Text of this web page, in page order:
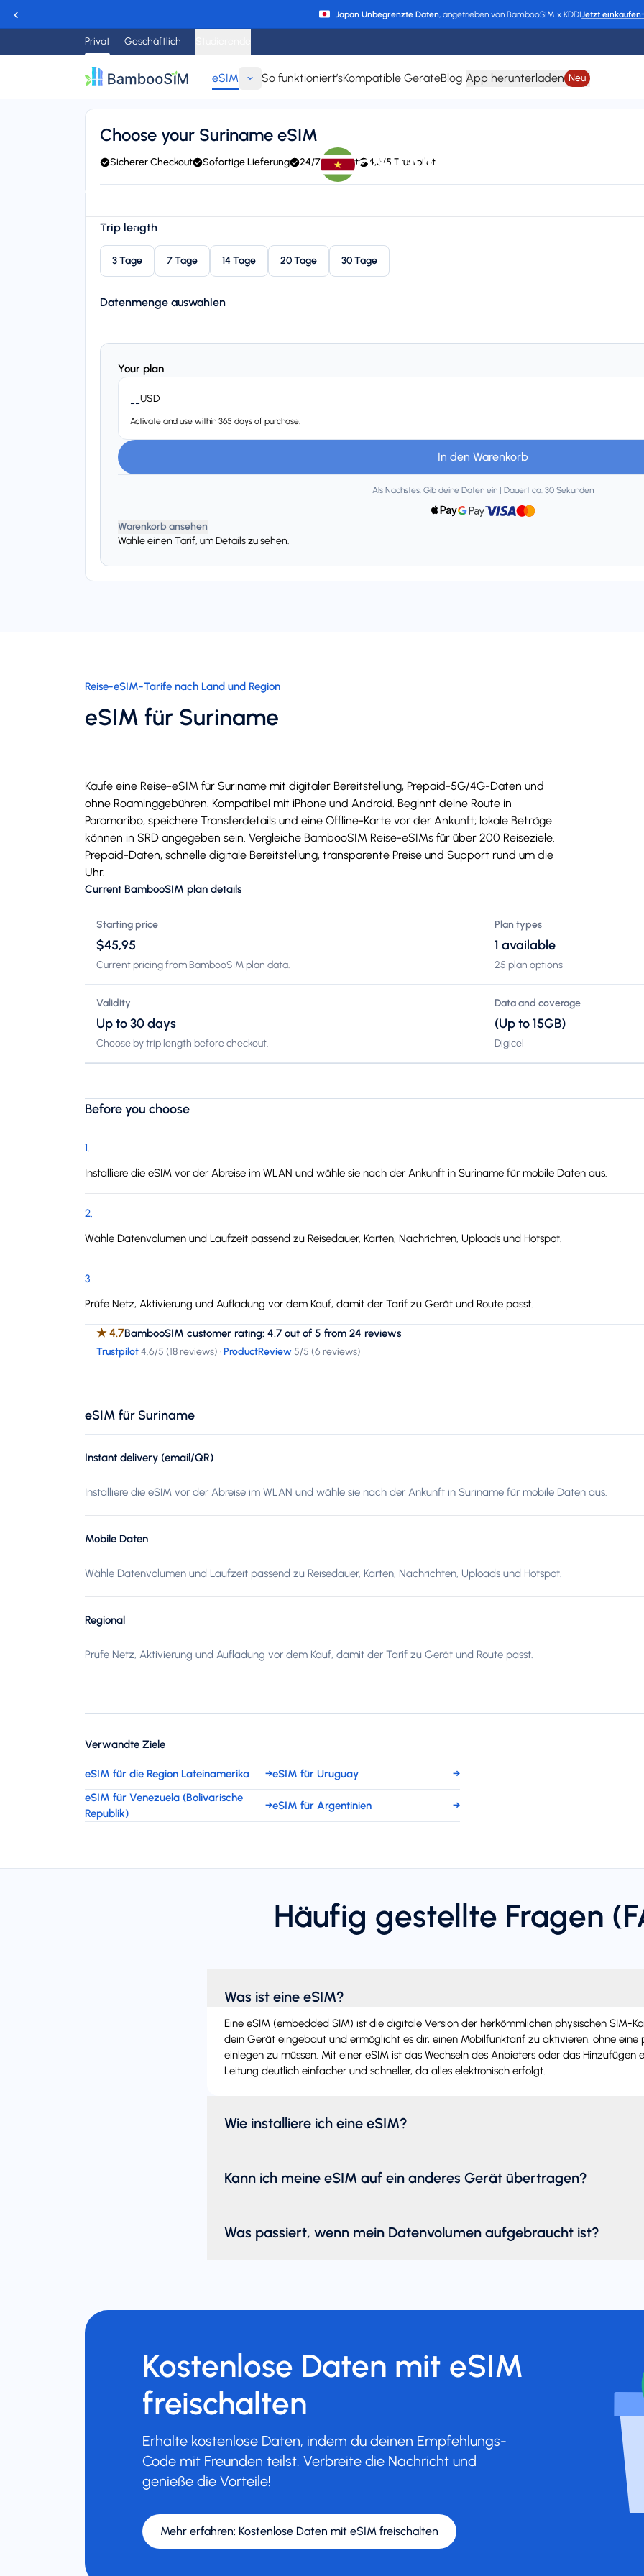
‹ Japan Unbegrenzte Daten, angetrieben von BambooSIM x KDDIJetzt einkaufen
Privat Geschäftlich
eSIM So funktioniert’sKompatible GeräteBlog App herunterladen Neu
eSIM für
Starting price
$45,95
Choose your Suriname eSIM
Sicherer Checkout Sofortige Lieferung 24/7 Support 4,6/5 Trustpilot
Trip length
3 Tage 7 Tage 14 Tage 20 Tage 30 Tage
Datenmenge auswahlen
Your plan
--USD
Activate and use within 365 days of purchase.
In den Warenkorb
Als Nachstes: Gib deine Daten ein | Dauert ca. 30 Sekunden
Warenkorb ansehen
Wahle einen Tarif, um Details zu sehen.
Reise-eSIM-Tarife nach Land und Region
eSIM für Suriname
Kaufe eine Reise-eSIM für Suriname mit digitaler Bereitstellung, Prepaid-5G/4G-Daten und
ohne Roaminggebühren. Kompatibel mit iPhone und Android. Beginnt deine Route in
Paramaribo, speichere Transferdetails und eine Offline-Karte vor der Ankunft; lokale Beträge
können in SRD angegeben sein. Vergleiche BambooSIM Reise-eSIMs für über 200 Reiseziele.
Prepaid-Daten, schnelle digitale Bereitstellung, transparente Preise und Support rund um die
Uhr.
Current BambooSIM plan details
Starting price
$45,95
Current pricing from BambooSIM plan data.
Plan types
1 available
25 plan options
Validity
Up to 30 days
Choose by trip length before checkout.
Data and coverage
(Up to 15GB)
Digicel
Before you choose
1.
Installiere die eSIM vor der Abreise im WLAN und wähle sie nach der Ankunft in Suriname für mobile Daten aus.
2.
Wähle Datenvolumen und Laufzeit passend zu Reisedauer, Karten, Nachrichten, Uploads und Hotspot.
3.
Prüfe Netz, Aktivierung und Aufladung vor dem Kauf, damit der Tarif zu Gerät und Route passt.
★4.7BambooSIM customer rating: 4.7 out of 5 from 24 reviews
Trustpilot4.6/5 (18 reviews) ·ProductReview5/5 (6 reviews)
eSIM für Suriname
Instant delivery (email/QR)
Installiere die eSIM vor der Abreise im WLAN und wähle sie nach der Ankunft in Suriname für mobile Daten aus.
Mobile Daten
Wähle Datenvolumen und Laufzeit passend zu Reisedauer, Karten, Nachrichten, Uploads und Hotspot.
Regional
Prüfe Netz, Aktivierung und Aufladung vor dem Kauf, damit der Tarif zu Gerät und Route passt.
Verwandte Ziele
eSIM für die Region Lateinamerika →eSIM für Uruguay
→
eSIM für Venezuela (Bolivarische
Republik)
→eSIM für Argentinien →
Häufig gestellte Fragen
Was ist eine eSIM?
Eine eSIM (embedded SIM) ist die digitale Version der herkömmlichen physischen SIM-
dein Gerät eingebaut und ermöglicht es dir, einen Mobilfunktarif zu aktivieren, ohne eine
einlegen zu müssen. Mit einer eSIM ist das Wechseln des Anbieters oder das Hinzufügen
Leitung deutlich einfacher und schneller, da alles elektronisch erfolgt.
Wie installiere ich eine eSIM?
Kann ich meine eSIM auf ein anderes Gerät übertragen?
Was passiert, wenn mein Datenvolumen aufgebraucht ist?
Kostenlose Daten mit eSIM
freischalten
Erhalte kostenlose Daten, indem du deinen Empfehlungs-
Code mit Freunden teilst. Verbreite die Nachricht und
genieße die Vorteile!
Mehr erfahren: Kostenlose Daten mit eSIM freischalten